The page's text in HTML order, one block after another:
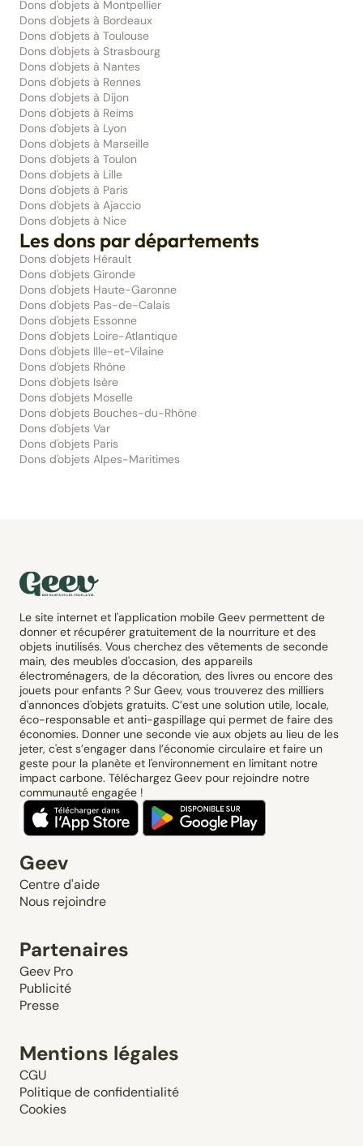
Dons d'objets à Montpellier
Dons d'objets à Bordeaux
Dons d'objets à Toulouse
Dons d'objets à Strasbourg
Dons d'objets à Nantes
Dons d'objets à Rennes
Dons d'objets à Dijon
Dons d'objets à Reims
Dons d'objets à Lyon
Dons d'objets à Marseille
Dons d'objets à Toulon
Dons d'objets à Lille
Dons d'objets à Paris
Dons d'objets à Ajaccio
Dons d'objets à Nice
Les dons par départements
Dons d'objets Hérault
Dons d'objets Gironde
Dons d'objets Haute-Garonne
Dons d'objets Pas-de-Calais
Dons d'objets Essonne
Dons d'objets Loire-Atlantique
Dons d'objets Ille-et-Vilaine
Dons d'objets Rhône
Dons d'objets Isère
Dons d'objets Moselle
Dons d'objets Bouches-du-Rhône
Dons d'objets Var
Dons d'objets Paris
Dons d'objets Alpes-Maritimes
Le site internet et l'application mobile Geev permettent de
donner et récupérer gratuitement de la nourriture et des
objets inutilisés. Vous cherchez des vêtements de seconde
main, des meubles d'occasion, des appareils
électroménagers, de la décoration, des livres ou encore des
jouets pour enfants ? Sur Geev, vous trouverez des milliers
d'annonces d'objets gratuits. C’est une solution utile, locale,
éco-responsable et anti-gaspillage qui permet de faire des
économies. Donner une seconde vie aux objets au lieu de les
jeter, c'est s’engager dans l’économie circulaire et faire un
geste pour la planète et l'environnement en limitant notre
impact carbone. Téléchargez Geev pour rejoindre notre
communauté engagée !
Geev
Centre d'aide
Nous rejoindre
Partenaires
Geev Pro
Publicité
Presse
Mentions légales
CGU
Politique de confidentialité
Cookies